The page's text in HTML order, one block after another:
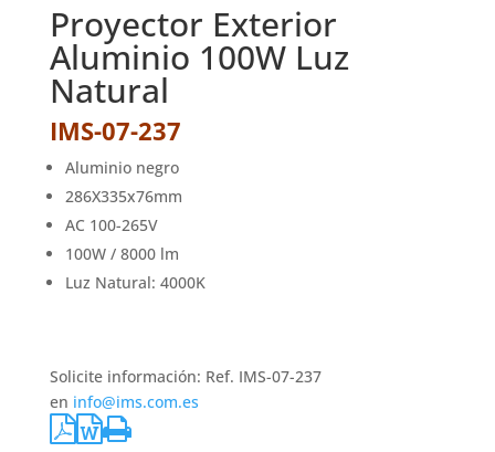
Proyector Exterior
Aluminio 100W Luz
Natural
IMS-07-237
Aluminio negro
286X335x76mm
AC 100-265V
100W / 8000 lm
Luz Natural: 4000K
Solicite información: Ref. IMS-07-237
en info@ims.com.es